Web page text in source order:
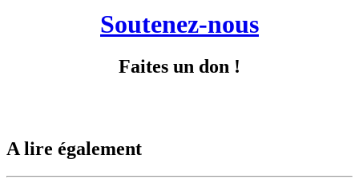
Soutenez-nous
Faites un don !
A lire également